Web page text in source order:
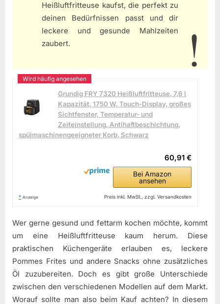
Heißluftfritteuse kaufst, die perfekt zu
deinen Bedürfnissen passt und dir
leckere und gesunde Mahlzeiten
zaubert.
Grundig FRY 7320 Heißluftfritteuse, 7,6 l
Kapazität, 1750 W, Touch-Display, großes
Sichtfenster, Temperatur- und
Zeiteinstellung, Antihaftbeschichtung,
spülmaschinengeeigneter Korb, Schwarz
60,91 €
Bei Amazon
ansehen
* Anzeige Preis inkl. MwSt., zzgl. Versandkosten
Wer gerne gesund und fettarm kochen möchte, kommt
um eine Heißluftfritteuse kaum herum. Diese
praktischen Küchengeräte erlauben es, leckere
Pommes Frites und andere Snacks ohne zusätzliches
Öl zuzubereiten. Doch es gibt große Unterschiede
zwischen den verschiedenen Modellen auf dem Markt.
Worauf sollte man also beim Kauf achten? In diesem